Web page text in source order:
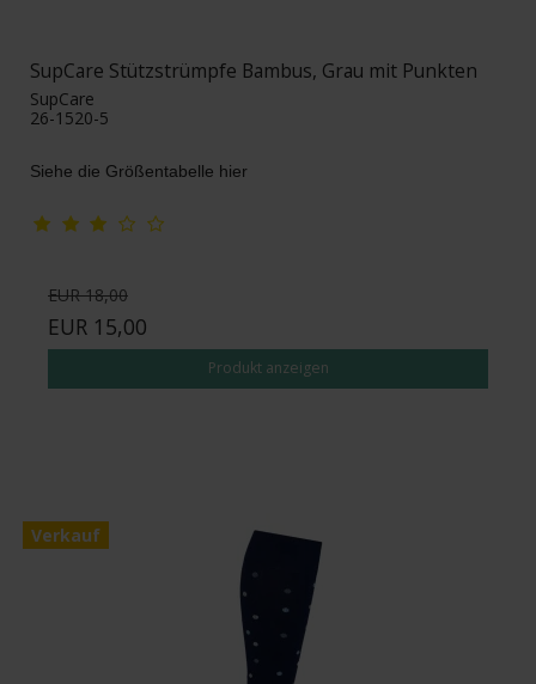
SupCare Stützstrümpfe Bambus, Grau mit Punkten
SupCare
26-1520-5
Siehe die Größentabelle hier
EUR 18,00
EUR 15,00
Produkt anzeigen
Verkauf